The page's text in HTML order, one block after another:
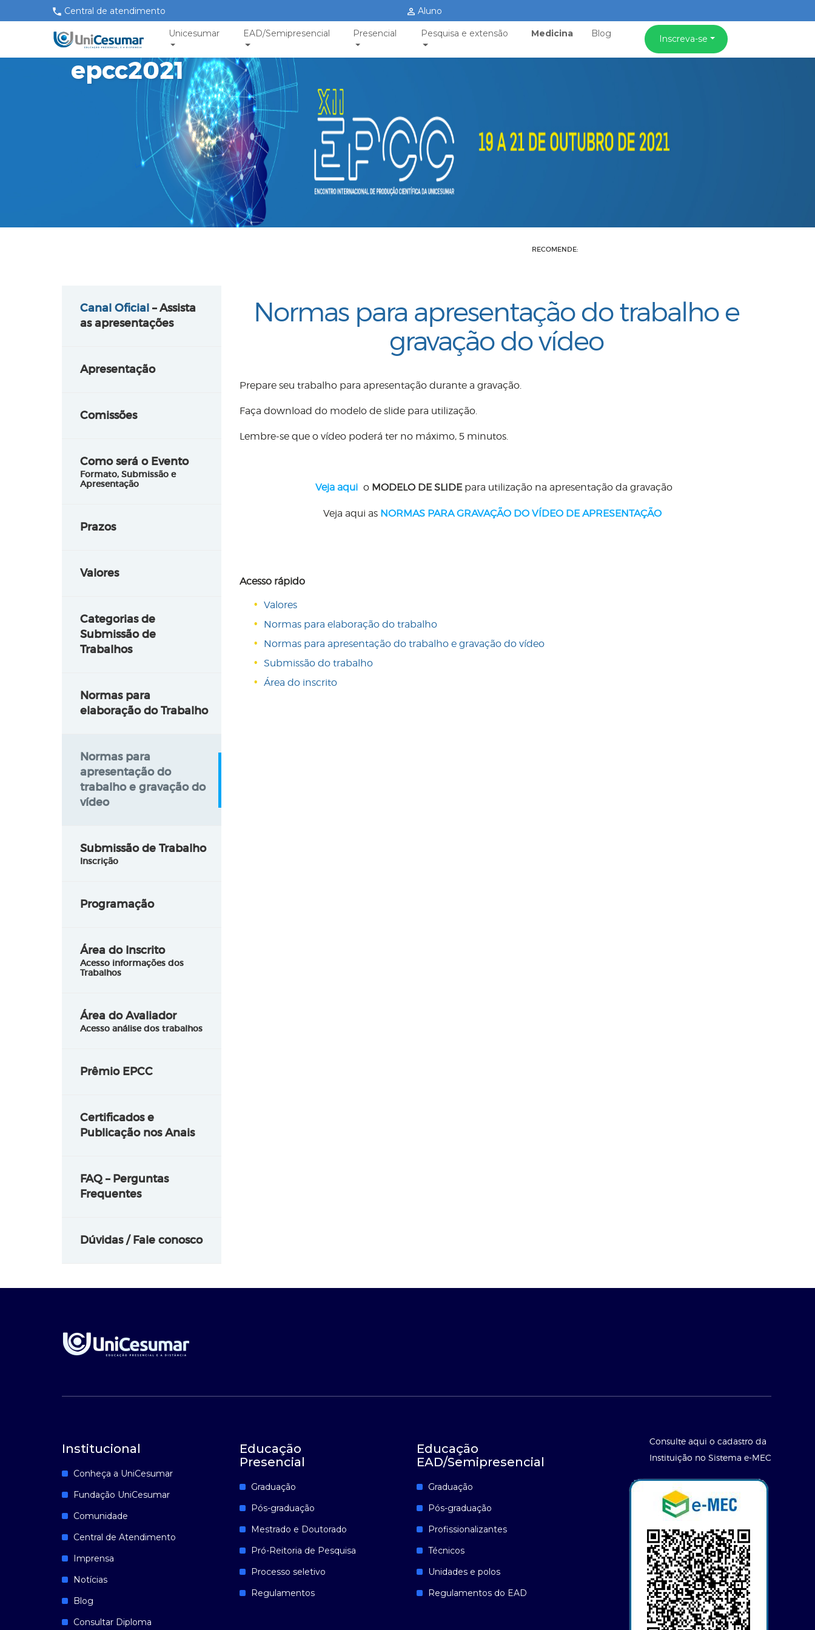
Central de atendimento Aluno
Unicesumar EAD/Semipresencial Presencial Pesquisa e extensão Medicina Blog Inscreva-se
epcc2021
RECOMENDE:
Canal Oficial – Assista
as apresentações
Apresentação
Comissões
Como será o Evento
Formato, Submissão e
Apresentação
Prazos
Valores
Categorias de
Submissão de
Trabalhos
Normas para
elaboração do Trabalho
Normas para
apresentação do
trabalho e gravação do
vídeo
Submissão de Trabalho
Inscrição
Programação
Área do Inscrito
Acesso informações dos
Trabalhos
Área do Avaliador
Acesso análise dos trabalhos
Prêmio EPCC
Certificados e
Publicação nos Anais
FAQ – Perguntas
Frequentes
Dúvidas / Fale conosco
Normas para apresentação do trabalho e
gravação do vídeo
Prepare seu trabalho para apresentação durante a gravação.
Faça download do modelo de slide para utilização.
Lembre-se que o vídeo poderá ter no máximo, 5 minutos.
Veja aqui o MODELO DE SLIDEpara utilização na apresentação da gravação
Veja aqui as NORMAS PARA GRAVAÇÃO DO VÍDEO DE APRESENTAÇÃO
Acesso rápido
Valores
Normas para elaboração do trabalho
Normas para apresentação do trabalho e gravação do vídeo
Submissão do trabalho
Área do inscrito
Institucional
Conheça a UniCesumar
Fundação UniCesumar
Comunidade
Central de Atendimento
Imprensa
Notícias
Blog
Consultar Diploma
Educação
Presencial
Graduação
Pós-graduação
Mestrado e Doutorado
Pró-Reitoria de Pesquisa
Processo seletivo
Regulamentos
Educação
EAD/Semipresencial
Graduação
Pós-graduação
Profissionalizantes
Técnicos
Unidades e polos
Regulamentos do EAD
Consulte aqui o cadastro da
Instituição no Sistema e-MEC